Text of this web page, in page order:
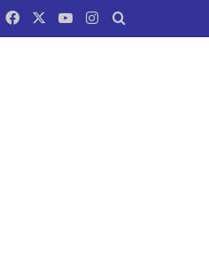
FacebookYouTubeInstagram